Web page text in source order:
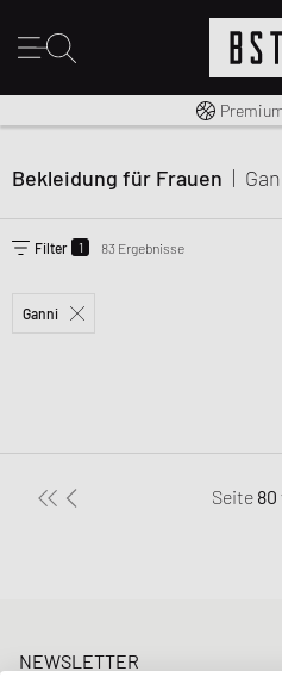
Kostenloser
Bekleidung für Frauen |
Filter 1 83 Ergebnisse
Ganni
Seite 80
NEWSLETTER